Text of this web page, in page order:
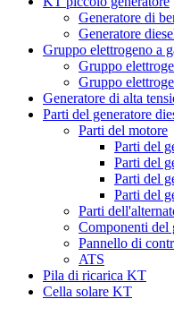
Generatore di
Generatore
Gruppo elettrogeno a
Gruppo
Gruppo
Generatore di alta
Parti del generatore
Parti del motore
Parti del
Parti del
Parti del
Parti del
Parti
Componenti del
Pannello di
ATS
Pila di ricarica KT
Cella solare KT